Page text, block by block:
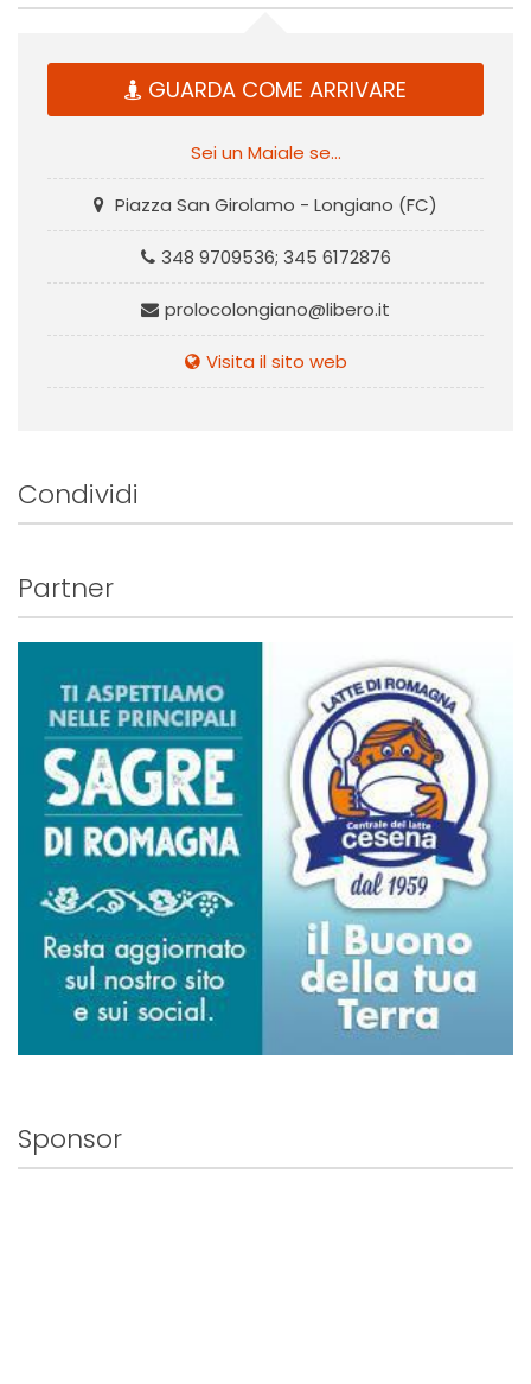
GUARDA COME ARRIVARE
Sei un Maiale se...
Piazza San Girolamo - Longiano (FC)
348 9709536; 345 6172876
prolocolongiano@libero.it
Visita il sito web
Condividi
Partner
Sponsor